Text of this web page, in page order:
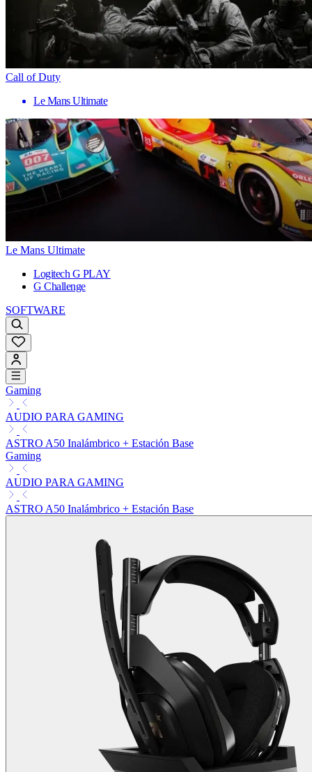
Call of Duty
Le Mans Ultimate
Le Mans Ultimate
Logitech G PLAY
G Challenge
SOFTWARE
Gaming
AUDIO PARA GAMING
ASTRO A50 Inalámbrico + Estación Base
Gaming
AUDIO PARA GAMING
ASTRO A50 Inalámbrico + Estación Base